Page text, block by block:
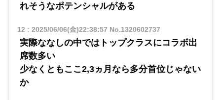
れそうなポテンシャルがある
12 : 2025/06/06(金)22:38:57 No.1320602737
実際ななしの中ではトップクラスにコラボ出
席数多い
少なくともここ2,3ヵ月なら多分首位じゃない
か